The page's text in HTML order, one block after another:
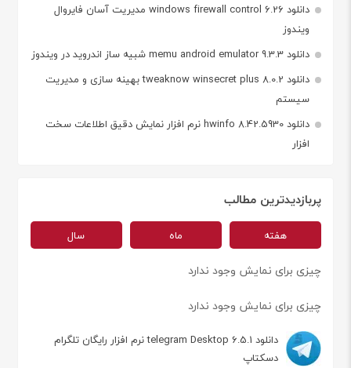
دانلود windows firewall control 6.26 مدیریت آسان فایروال
ویندوز
دانلود memu android emulator 9.3.3 شبیه ساز اندروید در ویندوز
دانلود tweaknow winsecret plus 8.0.2 بهینه سازی و مدیریت
سیستم
دانلود hwinfo 8.42.5930 نرم افزار نمایش دقیق اطلاعات سخت
افزار
پربازدیدترین مطالب
هفته ماه سال
چیزی برای نمایش وجود ندارد
چیزی برای نمایش وجود ندارد
دانلود telegram Desktop 6.5.1 نرم افزار رایگان تلگرام
دسکتاپ